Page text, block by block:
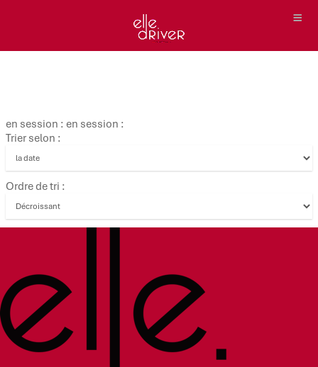
en session : en session :
Trier selon :
Ordre de tri :